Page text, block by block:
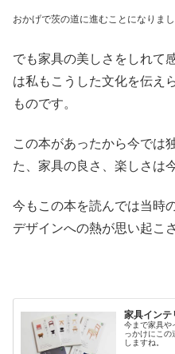
おかげで茨の道に進むことになりまし
でも家具の美しさをしれて
は私もこうした文化を伝え
ものです。
この本があったから今では
た、家具の良さ、楽しさは
今もこの本を読んでは当時
デザインへの熱が思い起こ
家具インテ
今まで家具や
っかけにこの
しますね。